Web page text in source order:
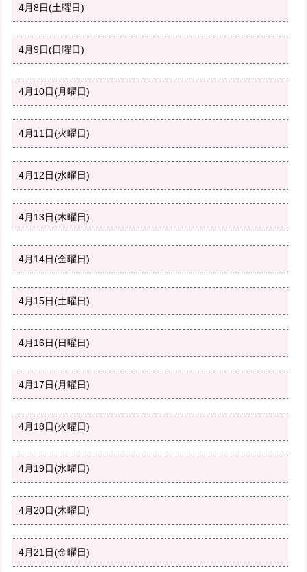
4月8日(土曜日)
4月9日(日曜日)
4月10日(月曜日)
4月11日(火曜日)
4月12日(水曜日)
4月13日(木曜日)
4月14日(金曜日)
4月15日(土曜日)
4月16日(日曜日)
4月17日(月曜日)
4月18日(火曜日)
4月19日(水曜日)
4月20日(木曜日)
4月21日(金曜日)